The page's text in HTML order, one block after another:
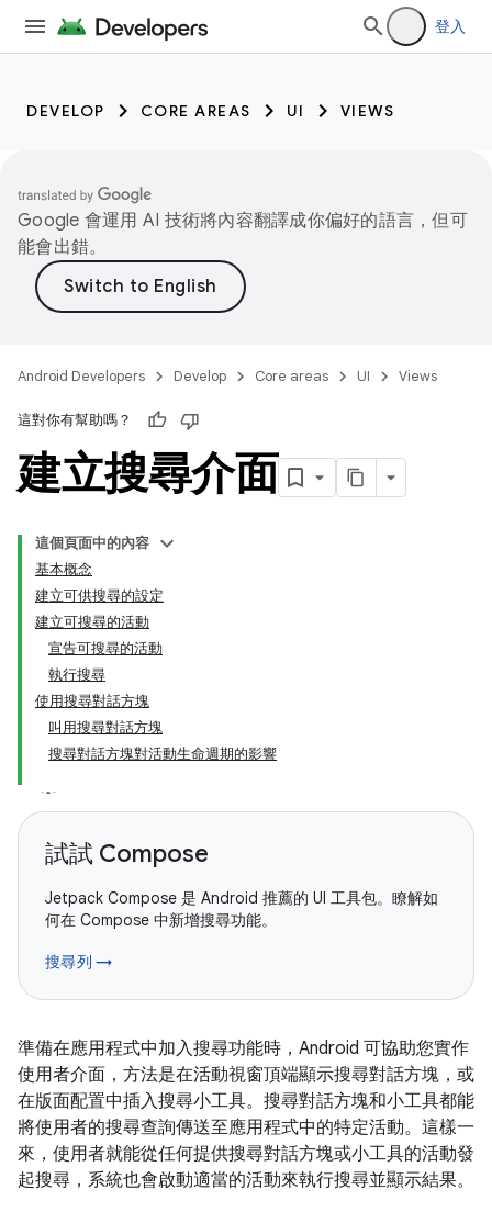
登入
DEVELOP CORE AREAS UI VIEWS
Google 會運用 AI 技術將內容翻譯成你偏好的語言，但可
能會出錯。
Android Developers Develop Core areas UI Views
這對你有幫助嗎？
建立搜尋介面
這個頁面中的內容
基本概念
建立可供搜尋的設定
建立可搜尋的活動
宣告可搜尋的活動
執行搜尋
使用搜尋對話方塊
叫用搜尋對話方塊
搜尋對話方塊對活動生命週期的影響
試試 Compose
Jetpack Compose 是 Android 推薦的 UI 工具包。瞭解如
何在 Compose 中新增搜尋功能。
搜尋列 →
準備在應用程式中加入搜尋功能時，Android 可協助您實作
使用者介面，方法是在活動視窗頂端顯示搜尋對話方塊，或
在版面配置中插入搜尋小工具。搜尋對話方塊和小工具都能
將使用者的搜尋查詢傳送至應用程式中的特定活動。這樣一
來，使用者就能從任何提供搜尋對話方塊或小工具的活動發
起搜尋，系統也會啟動適當的活動來執行搜尋並顯示結果。